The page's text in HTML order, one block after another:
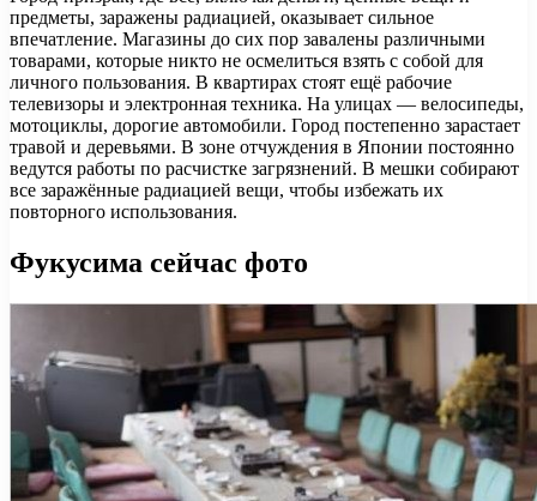
предметы, заражены радиацией, оказывает сильное
впечатление. Магазины до сих пор завалены различными
товарами, которые никто не осмелиться взять с собой для
личного пользования. В квартирах стоят ещё рабочие
телевизоры и электронная техника. На улицах — велосипеды,
мотоциклы, дорогие автомобили. Город постепенно зарастает
травой и деревьями. В зоне отчуждения в Японии постоянно
ведутся работы по расчистке загрязнений. В мешки собирают
все заражённые радиацией вещи, чтобы избежать их
повторного использования.
Фукусима сейчас фото